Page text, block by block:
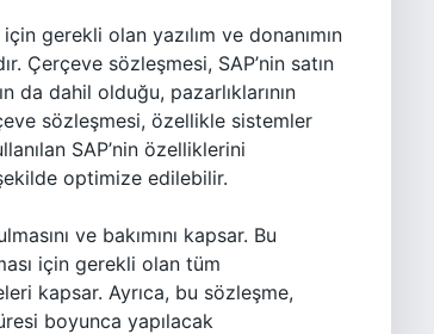
gerekli olan yazılım ve donanımın
Çerçeve sözleşmesi, SAP’nin satın
da dahil olduğu, pazarlıklarının
sözleşmesi, özellikle sistemler
SAP’nin özelliklerini
optimize edilebilir.
ve bakımını kapsar. Bu
için gerekli olan tüm
kapsar. Ayrıca, bu sözleşme,
boyunca yapılacak